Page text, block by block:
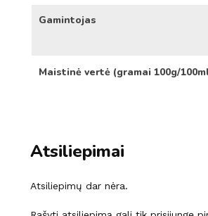
Gamintojas
Maistinė vertė (gramai 100g/
Atsiliepimai
Atsiliepimų dar nėra.